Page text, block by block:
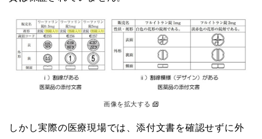
画像を拡大する
しかし実際の医療現場では、添付文書を確認せずに外